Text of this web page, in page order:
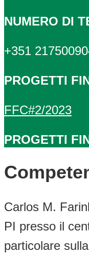
NUMERO DI
+351
PROGETTI
FFC#2/2023
PROGETTI
Carlos M.
PI presso il
particolare